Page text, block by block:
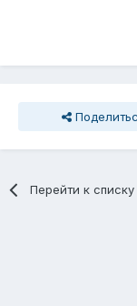
Перейти к